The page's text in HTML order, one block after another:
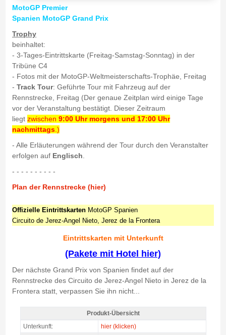
MotoGP Premier
Spanien MotoGP Grand Prix
Trophy
beinhaltet:
- 3-Tages-Eintrittskarte (Freitag-Samstag-Sonntag) in der
Tribüne C4
- Fotos mit der MotoGP-Weltmeisterschafts-Trophäe, Freitag
- Track Tour: Geführte Tour mit Fahrzeug auf der
Rennstrecke, Freitag (Der genaue Zeitplan wird einige Tage
vor der Veranstaltung bestätigt. Dieser Zeitraum
liegt zwischen 9:00 Uhr morgens und 17:00 Uhr
nachmittags.)
- Alle Erläuterungen während der Tour durch den Veranstalter
erfolgen auf Englisch.
- - - - - - - - - -
Plan der Rennstrecke (hier)
Offizielle EintrittskartenMotoGP Spanien
Circuito de Jerez-Angel Nieto, Jerez de la Frontera
Eintrittskarten mit Unterkunft
(Pakete mit Hotel hier)
Der nächste Grand Prix von Spanien findet auf der
Rennstrecke des Circuito de Jerez-Angel Nieto in Jerez de la
Frontera statt, verpassen Sie ihn nicht...
MotoGP Premier Trophy Jerez 2027 - Produkt-Übersicht
Produkt-Übersicht
Unterkunft:
hier (klicken)